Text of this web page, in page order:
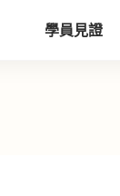
學員見證